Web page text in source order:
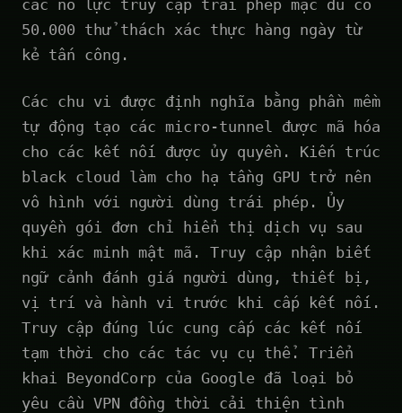
các nỗ lực truy cập trái phép mặc dù có
50.000 thử thách xác thực hàng ngày từ
kẻ tấn công.
Các chu vi được định nghĩa bằng phần mềm
tự động tạo các micro-tunnel được mã hóa
cho các kết nối được ủy quyền. Kiến trúc
black cloud làm cho hạ tầng GPU trở nên
vô hình với người dùng trái phép. Ủy
quyền gói đơn chỉ hiển thị dịch vụ sau
khi xác minh mật mã. Truy cập nhận biết
ngữ cảnh đánh giá người dùng, thiết bị,
vị trí và hành vi trước khi cấp kết nối.
Truy cập đúng lúc cung cấp các kết nối
tạm thời cho các tác vụ cụ thể. Triển
khai BeyondCorp của Google đã loại bỏ
yêu cầu VPN đồng thời cải thiện tình